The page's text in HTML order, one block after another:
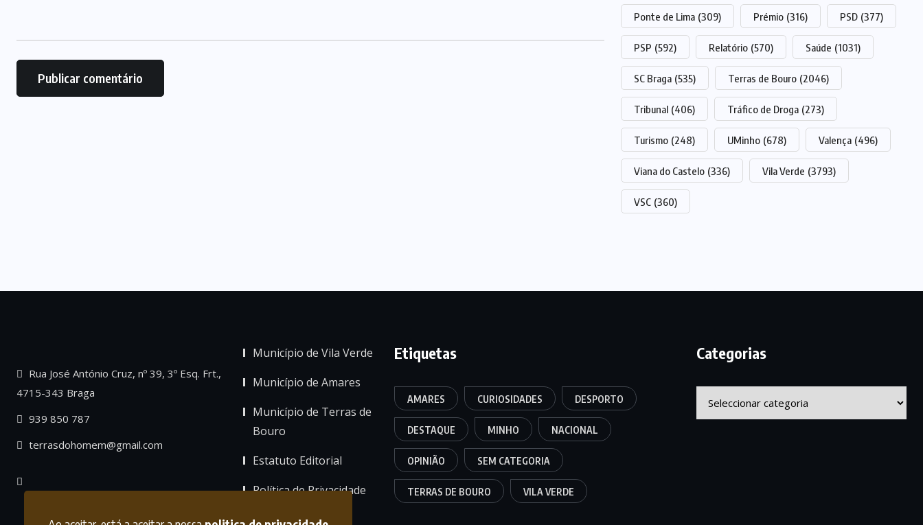
Ponte de Lima (309) Prémio (316) PSD (377)
PSP (592) Relatório (570) Saúde (1031)
SC Braga (535) Terras de Bouro (2046)
Tribunal (406) Tráfico de Droga (273)
Turismo (248) UMinho (678) Valença (496)
Viana do Castelo (336) Vila Verde (3793)
VSC (360)
Rua José António Cruz, nº 39, 3º Esq. Frt.,
4715-343 Braga
939 850 787
terrasdohomem@gmail.com
Município de Vila Verde
Município de Amares
Município de Terras de
Bouro
Estatuto Editorial
Política de Privacidade
Etiquetas
AMARES CURIOSIDADES DESPORTO
DESTAQUE MINHO NACIONAL
OPINIÃO SEM CATEGORIA
TERRAS DE BOURO VILA VERDE
Categorias